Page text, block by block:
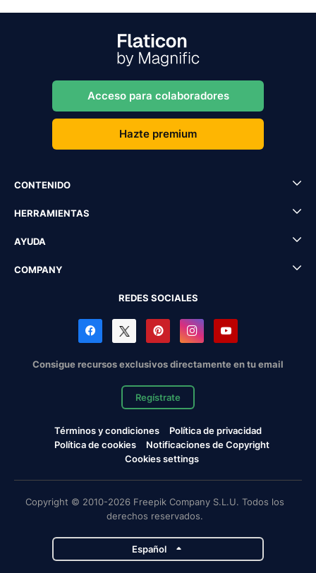
Acceso para colaboradores
Hazte premium
CONTENIDO
HERRAMIENTAS
AYUDA
COMPANY
REDES SOCIALES
Consigue recursos exclusivos directamente en tu email
Regístrate
Términos y condiciones
Política de privacidad
Política de cookies
Notificaciones de Copyright
Cookies settings
Copyright © 2010-2026 Freepik Company S.L.U. Todos los
derechos reservados.
Español